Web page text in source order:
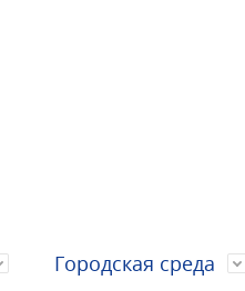
Городская среда